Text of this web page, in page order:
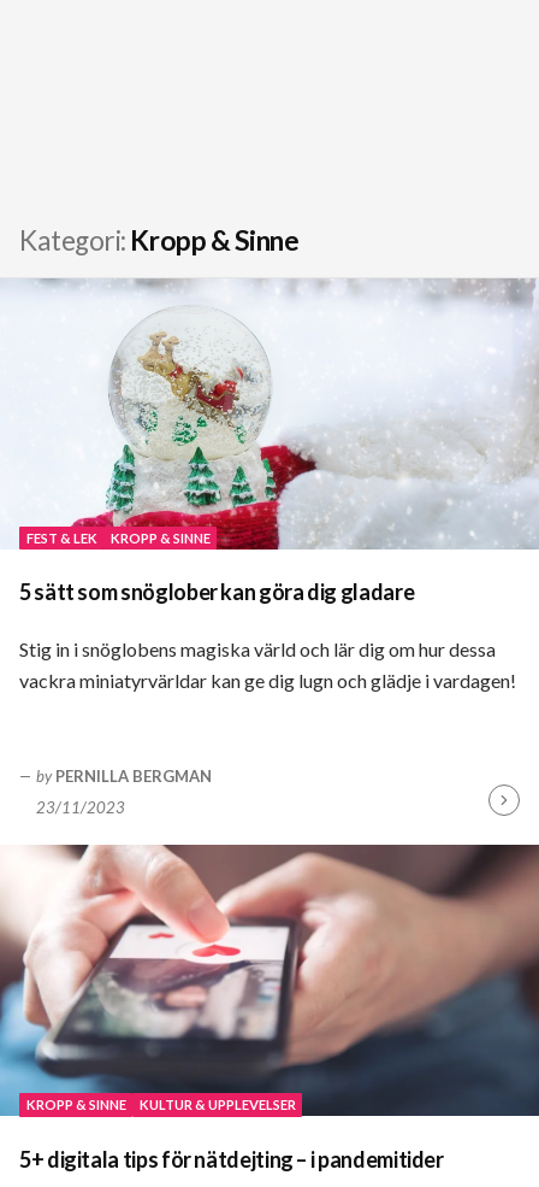
Kategori: Kropp & Sinne
FEST & LEK KROPP & SINNE
5 sätt som snöglober kan göra dig gladare
Stig in i snöglobens magiska värld och lär dig om hur dessa
vackra miniatyrvärldar kan ge dig lugn och glädje i vardagen!
by PERNILLA BERGMAN
23/11/2023
KROPP & SINNE KULTUR & UPPLEVELSER
5+ digitala tips för nätdejting – i pandemitider